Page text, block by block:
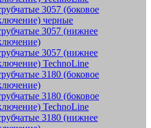
3057 (боковое
черные
3057 (нижнее
3057 (нижнее
TechnoLine
3180 (боковое
3180 (боковое
TechnoLine
3180 (нижнее